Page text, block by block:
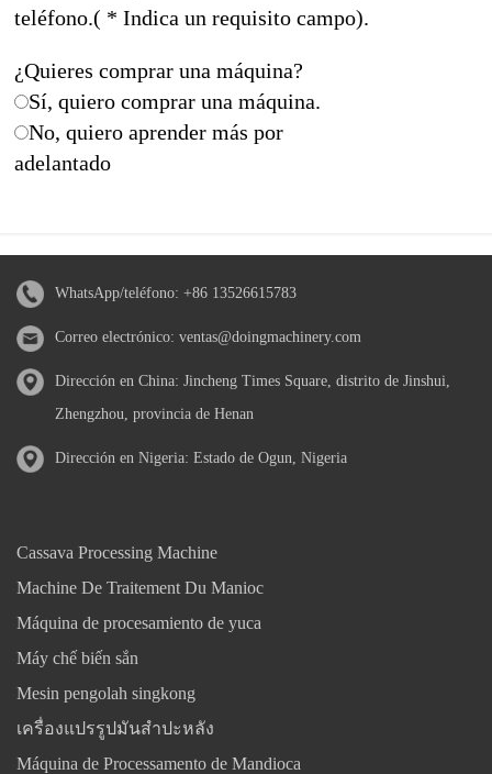
teléfono.( * Indica un requisito campo).
¿Quieres comprar una máquina?
Sí, quiero comprar una máquina.
No, quiero aprender más por
adelantado
WhatsApp/teléfono: +86 13526615783
Correo electrónico: ventas@doingmachinery.com
Dirección en China: Jincheng Times Square, distrito de Jinshui,
Zhengzhou, provincia de Henan
Dirección en Nigeria: Estado de Ogun, Nigeria
Cassava Processing Machine
Machine De Traitement Du Manioc
Máquina de procesamiento de yuca
Máy chế biến sắn
Mesin pengolah singkong
เครื่องแปรรูปมันสำปะหลัง
Máquina de Processamento de Mandioca